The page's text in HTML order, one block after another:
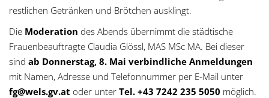
restlichen Getränken und Brötchen ausklingt.
Die Moderation des Abends übernimmt die städtische
Frauenbeauftragte Claudia Glössl, MAS MSc MA. Bei dieser
sind ab Donnerstag, 8. Mai verbindliche Anmeldungen
mit Namen, Adresse und Telefonnummer per E-Mail unter
fg@wels.gv.at oder unter Tel. +43 7242 235 5050 möglich.